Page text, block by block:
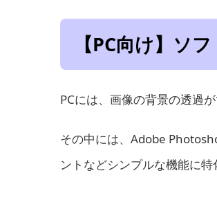
【PC向け】ソ
PCには、画像の背景の透過
その中には、Adobe
ントなどシンプルな機能に